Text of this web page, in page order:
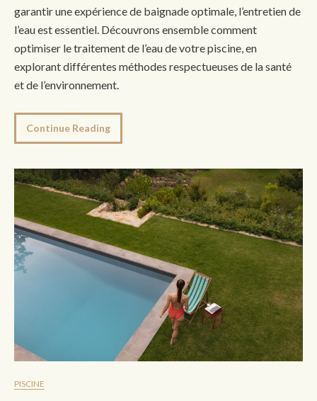
garantir une expérience de baignade optimale, l’entretien de
l’eau est essentiel. Découvrons ensemble comment
optimiser le traitement de l’eau de votre piscine, en
explorant différentes méthodes respectueuses de la santé
et de l’environnement.
Continue Reading
PISCINE